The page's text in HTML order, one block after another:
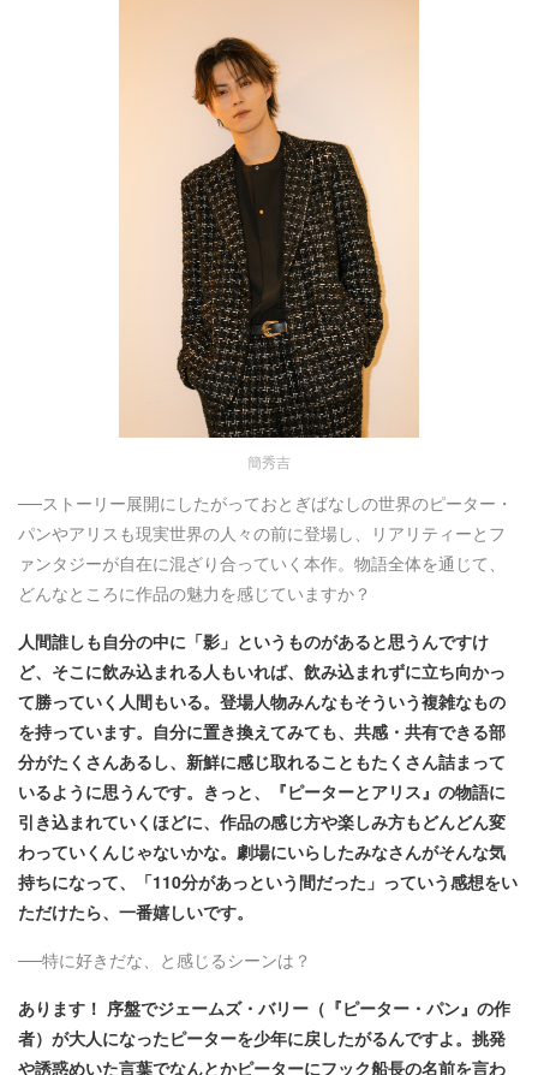
簡秀吉
──ストーリー展開にしたがっておとぎばなしの世界のピーター・
パンやアリスも現実世界の人々の前に登場し、リアリティーとフ
ァンタジーが自在に混ざり合っていく本作。物語全体を通じて、
どんなところに作品の魅力を感じていますか？
人間誰しも自分の中に「影」というものがあると思うんですけ
ど、そこに飲み込まれる人もいれば、飲み込まれずに立ち向かっ
て勝っていく人間もいる。登場人物みんなもそういう複雑なもの
を持っています。自分に置き換えてみても、共感・共有できる部
分がたくさんあるし、新鮮に感じ取れることもたくさん詰まって
いるように思うんです。きっと、『ピーターとアリス』の物語に
引き込まれていくほどに、作品の感じ方や楽しみ方もどんどん変
わっていくんじゃないかな。劇場にいらしたみなさんがそんな気
持ちになって、「110分があっという間だった」っていう感想をい
ただけたら、一番嬉しいです。
──特に好きだな、と感じるシーンは？
あります！ 序盤でジェームズ・バリー（『ピーター・パン』の作
者）が大人になったピーターを少年に戻したがるんですよ。挑発
や誘惑めいた言葉でなんとかピーターにフック船長の名前を言わ